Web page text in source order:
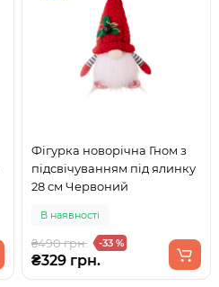
Фігурка новорічна Гном з
підсвічуванням під ялинку
28 см Червоний
В наявності
₴490 грн. -33 %
₴329 грн.